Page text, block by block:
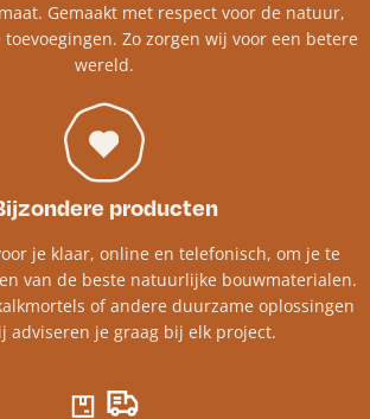
Gemaakt met respect voor de natuur,
Zo zorgen wij voor een betere
wereld.
producten
je klaar, online en telefonisch, om je te
van de beste natuurlijke bouwmaterialen.
of andere duurzame oplossingen
adviseren je graag bij elk project.​